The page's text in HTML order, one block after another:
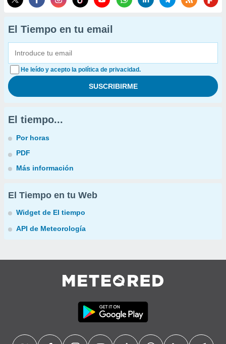
El Tiempo en tu email
He leído y acepto la política de privacidad.
El tiempo...
Por horas
PDF
Más información
El Tiempo en tu Web
Widget de El tiempo
API de Meteorología